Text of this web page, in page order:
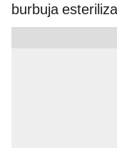
burbuja